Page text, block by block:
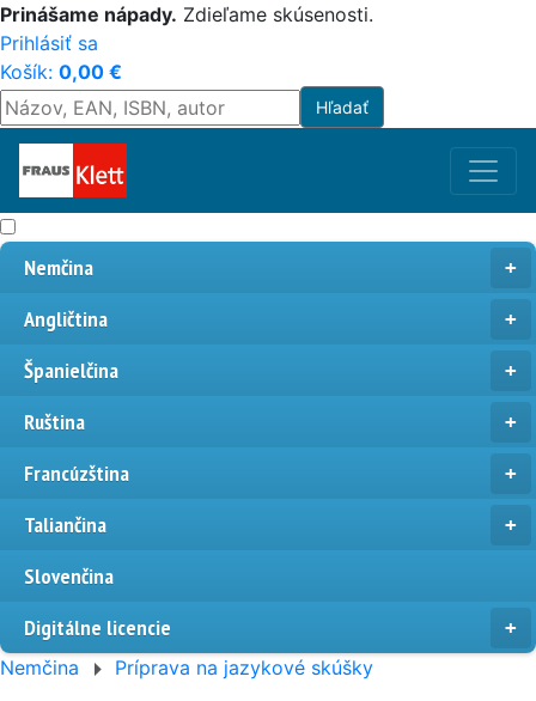
Prinášame nápady. Zdieľame skúsenosti.
Prihlásiť sa
Košík: 0,00 €
Nemčina
Angličtina
Španielčina
Ruština
Francúzština
Taliančina
Slovenčina
Digitálne licencie
Nemčina Príprava na jazykové skúšky